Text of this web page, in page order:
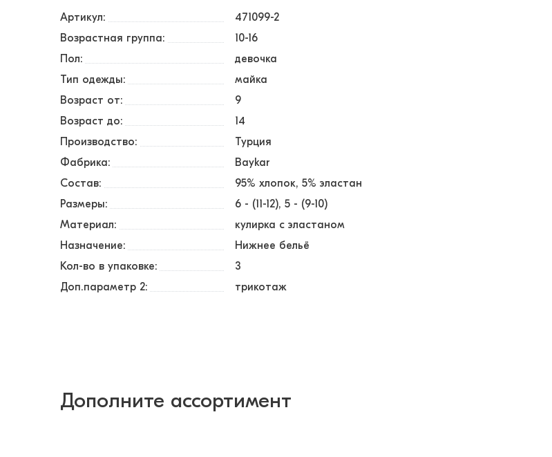
Артикул:
471099-2
Возрастная группа:
10-16
Пол:
девочка
Тип одежды:
майка
Возраст от:
9
Возраст до:
14
Производство:
Турция
Фабрика:
Baykar
Состав:
95% хлопок, 5% эластан
Размеры:
6 - (11-12) 5 - (9-10)
Материал:
кулирка с эластаном
Назначение:
Нижнее бельё
Кол-во в упаковке:
3
Доп.параметр 2:
трикотаж
Дополните ассортимент